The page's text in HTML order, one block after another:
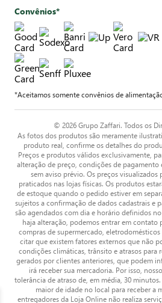
Convênios*
*Aceitamos somente convênios de
© 2026 Grupo Zaffari. Todos os
As fotos dos produtos são meramente
produto real, confirme os detalhes do
Preços e produtos válidos exclusivamente,
alteração de preço, condições de pagamento
sem aviso prévio. Os preços visualizados
praticados nas lojas físicas. Os produtos
de estoque quando o pedido estiver em
sujeitos a confirmação de dados cadastrais e
são agendados com dia e horário definidos
haja alteração, podemos entrar em contato
compras de supermercado,
citar que existem fatores externos que não
condições climáticas, trânsito e atrasos para
gerados por clientes anteriores, que podem
irá receber sua mercadoria. Por isso,
tolerância de atraso de, em média, 30
maior de idade no local para receber a
entregadores da Loja Online não realiza